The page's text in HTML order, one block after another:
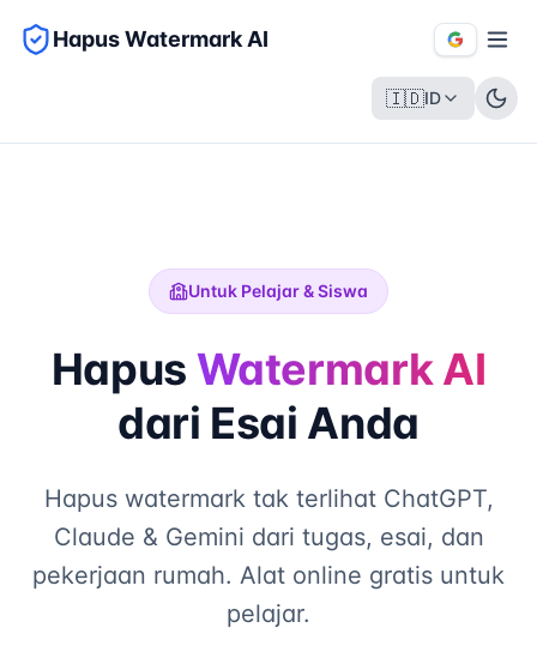
Hapus Watermark AI
🇮🇩ID
Untuk Pelajar & Siswa
Hapus Watermark AI
dari Esai Anda
Hapus watermark tak terlihat ChatGPT,
Claude & Gemini dari tugas, esai, dan
pekerjaan rumah. Alat online gratis untuk
pelajar.